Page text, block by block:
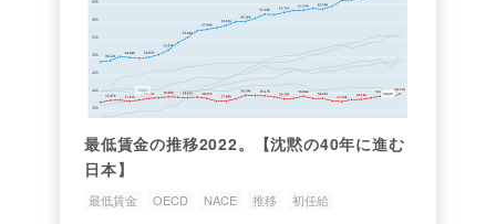
最低賃金の推移2022。【沈黙の40年に進む
日本】
最低賃金 OECD NACE 推移 初任給